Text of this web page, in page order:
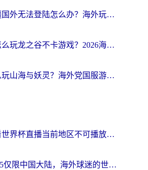
战地无疆国外无法登陆怎么办？海外玩家国服畅玩终极指南（附欧服魔兽EVE加速方案）
在欧洲怎么玩龙之谷不卡游戏？2026海外党国服游戏加速全攻略
台湾怎么玩山海与妖灵？海外党国服游戏加速全攻略，告别延迟卡顿
在国外看世界杯直播当前地区不可播放？海外党必看的回国加速全攻略
当CCTV5仅限中国大陆，海外球迷的世界杯狂欢如何继续？